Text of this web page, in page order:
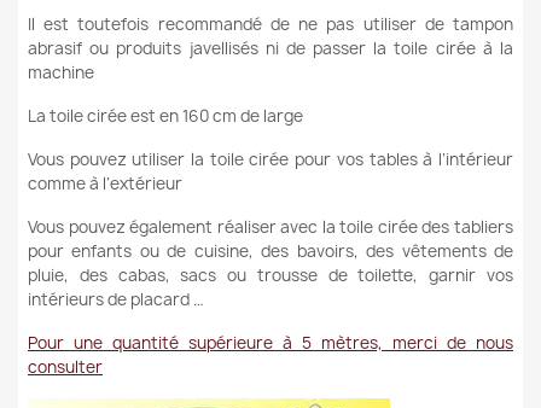
Il est toutefois recommandé de ne pas utiliser de tampon
abrasif ou produits javellisés ni de passer la toile cirée à la
machine
La toile cirée est en 160 cm de large
Vous pouvez utiliser la toile cirée pour vos tables à l’intérieur
comme à l’extérieur
Vous pouvez également réaliser avec la toile cirée des tabliers
pour enfants ou de cuisine, des bavoirs, des vêtements de
pluie, des cabas, sacs ou trousse de toilette, garnir vos
intérieurs de placard …
Pour une quantité supérieure à 5 mètres, merci de nous
consulter